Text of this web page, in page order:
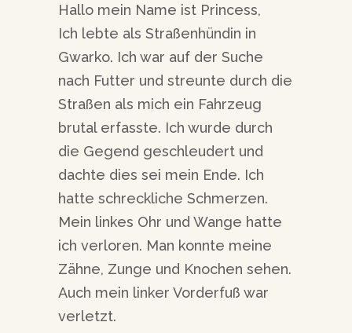
Hallo mein Name ist Princess,
Ich lebte als Straßenhündin in
Gwarko. Ich war auf der Suche
nach Futter und streunte durch die
Straßen als mich ein Fahrzeug
brutal erfasste. Ich wurde durch
die Gegend geschleudert und
dachte dies sei mein Ende. Ich
hatte schreckliche Schmerzen.
Mein linkes Ohr und Wange hatte
ich verloren. Man konnte meine
Zähne, Zunge und Knochen sehen.
Auch mein linker Vorderfuß war
verletzt.